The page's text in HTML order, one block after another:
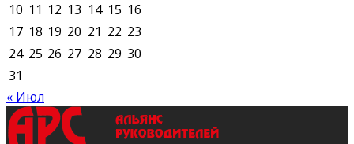
10 11 12 13 14 15 16
17 18 19 20 21 22 23
24 25 26 27 28 29 30
31
« Июл